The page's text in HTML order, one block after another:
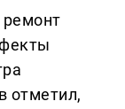
отметил,